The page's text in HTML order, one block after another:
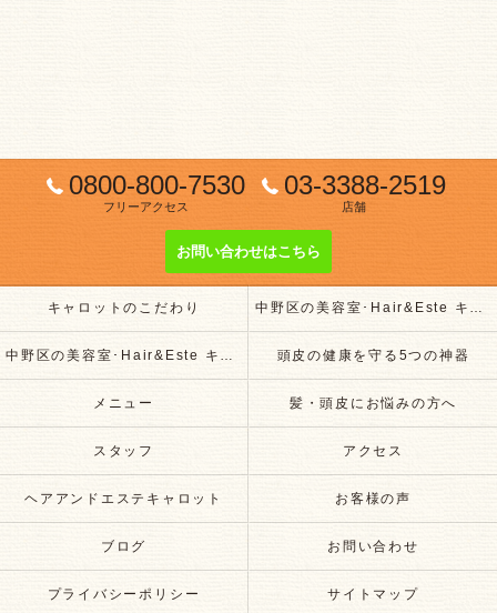
0800-800-7530
フリーアクセス
03-3388-2519
店舗
お問い合わせはこちら
キャロットのこだわり 中野区の美容室･Hair&Este キャロットの評判
中野区の美容室･Hair&Este キャロットのお客様の声 頭皮の健康を守る5つの神器
メニュー 髪・頭皮にお悩みの方へ
スタッフ アクセス
ヘアアンドエステキャロット お客様の声
ブログ お問い合わせ
プライバシーポリシー サイトマップ